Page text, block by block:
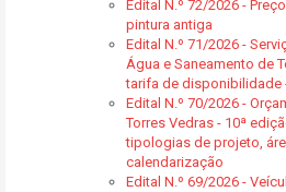
Edital N.º 72/2026 -
pintura antiga
Edital N.º 71/2026 -
Água e Saneamento de
tarifa de disponibilidade
Edital N.º 70/2026 -
Torres Vedras - 10ª
tipologias de projeto,
calendarização
Edital N.º 69/2026 -